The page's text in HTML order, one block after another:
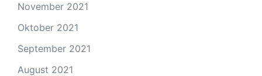
November 2021
Oktober 2021
September 2021
August 2021